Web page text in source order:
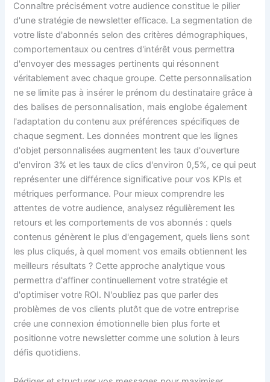
Connaître précisément votre audience constitue le pilier
d'une stratégie de newsletter efficace. La segmentation de
votre liste d'abonnés selon des critères démographiques,
comportementaux ou centres d'intérêt vous permettra
d'envoyer des messages pertinents qui résonnent
véritablement avec chaque groupe. Cette personnalisation
ne se limite pas à insérer le prénom du destinataire grâce à
des balises de personnalisation, mais englobe également
l'adaptation du contenu aux préférences spécifiques de
chaque segment. Les données montrent que les lignes
d'objet personnalisées augmentent les taux d'ouverture
d'environ 3% et les taux de clics d'environ 0,5%, ce qui peut
représenter une différence significative pour vos KPIs et
métriques performance. Pour mieux comprendre les
attentes de votre audience, analysez régulièrement les
retours et les comportements de vos abonnés : quels
contenus génèrent le plus d'engagement, quels liens sont
les plus cliqués, à quel moment vos emails obtiennent les
meilleurs résultats ? Cette approche analytique vous
permettra d'affiner continuellement votre stratégie et
d'optimiser votre ROI. N'oubliez pas que parler des
problèmes de vos clients plutôt que de votre entreprise
crée une connexion émotionnelle bien plus forte et
positionne votre newsletter comme une solution à leurs
défis quotidiens.